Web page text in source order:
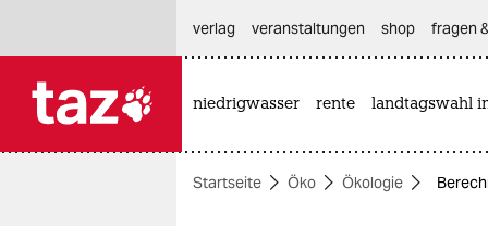
themen
verlag
veranstaltungen shop fragen
niedrigwasser rente landtagswahl
Startseite Öko Ökologie